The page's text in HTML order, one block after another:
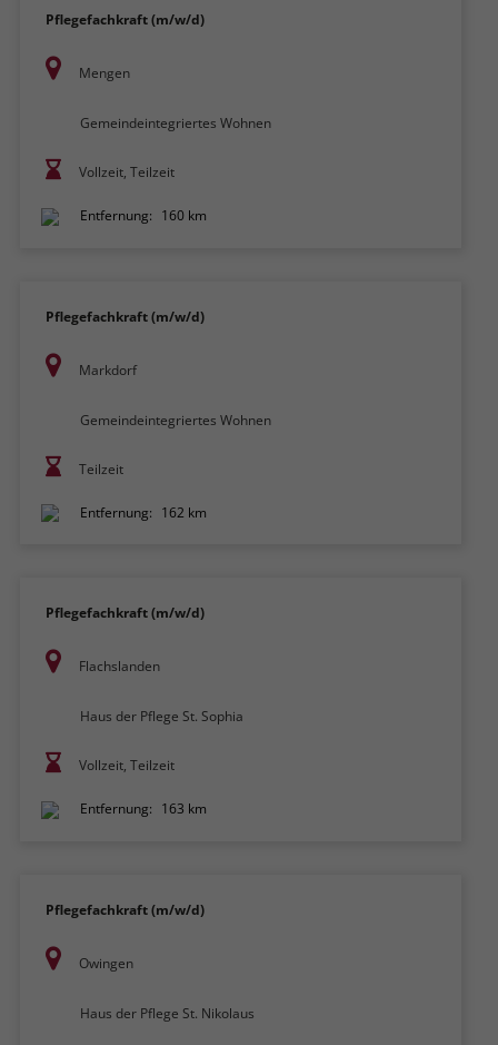
Pflegefachkraft (m/w/d)
Mengen
Gemeindeintegriertes Wohnen
Vollzeit, Teilzeit
Entfernung: 160 km
Pflegefachkraft (m/w/d)
Markdorf
Gemeindeintegriertes Wohnen
Teilzeit
Entfernung: 162 km
Pflegefachkraft (m/w/d)
Flachslanden
Haus der Pflege St. Sophia
Vollzeit, Teilzeit
Entfernung: 163 km
Pflegefachkraft (m/w/d)
Owingen
Haus der Pflege St. Nikolaus